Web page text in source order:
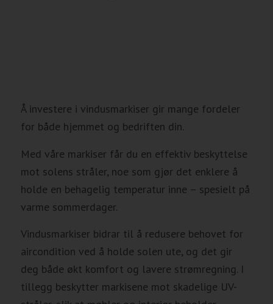
Å investere i vindusmarkiser gir mange fordeler
for både hjemmet og bedriften din.
Med våre markiser får du en effektiv beskyttelse
mot solens stråler, noe som gjør det enklere å
holde en behagelig temperatur inne – spesielt på
varme sommerdager.
Vindusmarkiser bidrar til å redusere behovet for
aircondition ved å holde solen ute, og det gir
deg både økt komfort og lavere strømregning. I
tillegg beskytter markisene mot skadelige UV-